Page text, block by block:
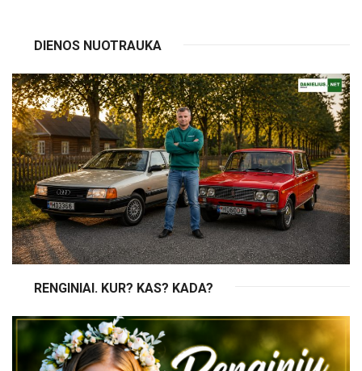
DIENOS NUOTRAUKA
RENGINIAI. KUR? KAS? KADA?